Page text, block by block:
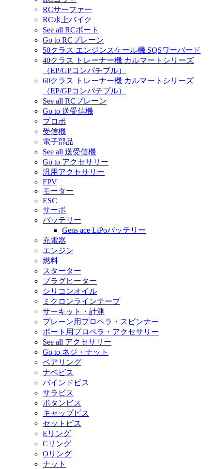
RCサーファー
RC水上バイク
See all RCボート
Go to RCプレーン
50クラス エンジンスケール機 SQSワーバード
40クラス トレーナー機 カルマートシリーズ
（EP/GPコンパチブル）
60クラス トレーナー機 カルマートシリーズ
（EP/GPコンパチブル）
See all RCプレーン
Go to 送受信機
プロポ
受信機
電子部品
See all 送受信機
Go to アクセサリー
汎用アクセサリー
FPV
モーター
ESC
サーボ
バッテリー
Gens ace LiPoバッテリー
充電器
エンジン
燃料
スターター
プラグヒーター
シリコンオイル
ミクロンラインテープ
サーキット・計測
プレーン用プロペラ・スピンナー
ボート用プロペラ・アクセサリー
See all アクセサリー
Go to ネジ・ナット
ベアリング
ナベビス
バインドビス
サラビス
ボタンビス
キャップビス
セットビス
Eリング
Cリング
Oリング
ナット